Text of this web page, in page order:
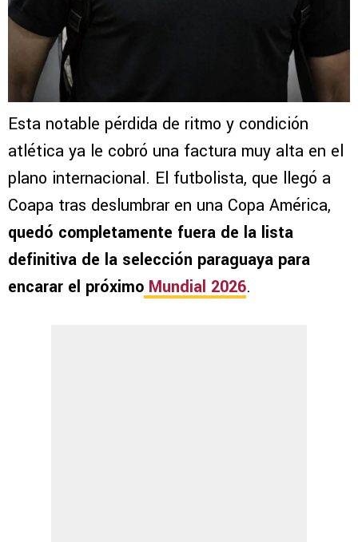
Esta notable pérdida de ritmo y condición
atlética ya le cobró una factura muy alta en el
plano internacional. El futbolista, que llegó a
Coapa tras deslumbrar en una Copa América,
quedó completamente fuera de la lista
definitiva de la selección paraguaya para
encarar el próximo Mundial 2026.